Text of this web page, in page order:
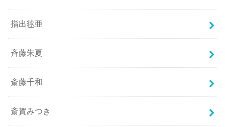
指出毬亜
斉藤朱夏
斎藤千和
斎賀みつき